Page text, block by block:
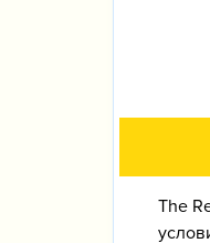
The